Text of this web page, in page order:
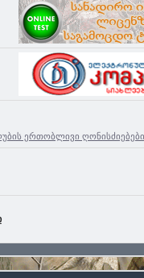
ერთობლივი ღონისძიებები